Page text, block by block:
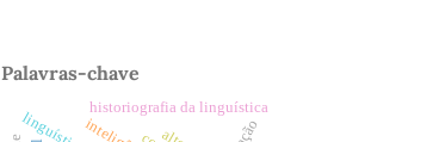
Palavras-chave
historiografia da linguística